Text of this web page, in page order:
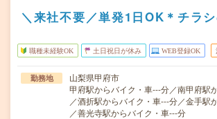
＼来社不要／単発1日OK＊チラ
職種未経験OK 土日祝日が休み WEB登録OK
勤務地
山梨県甲府市
甲府駅からバイク・車---分／南甲府駅
／酒折駅からバイク・車---分／金手駅
／善光寺駅からバイク・車---分